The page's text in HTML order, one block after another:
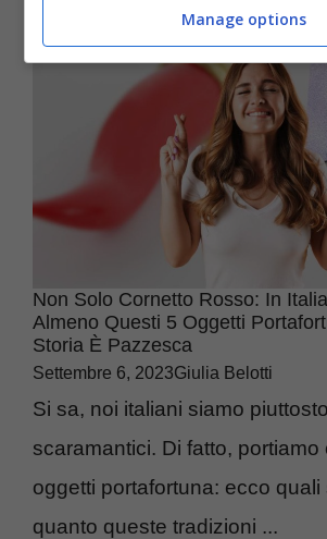
Non Solo Cornetto Rosso: In
Almeno Questi 5 Oggetti
Storia È Pazzesca
Settembre 6, 2023Giulia Belotti
Si sa, noi italiani siamo piuttosto
scaramantici. Di fatto, portiamo
oggetti portafortuna: ecco quali
quanto queste tradizioni ...
Manage options